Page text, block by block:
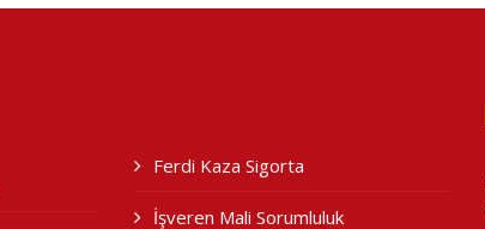
Ferdi Kaza Sigorta
İşveren Mali Sorumluluk